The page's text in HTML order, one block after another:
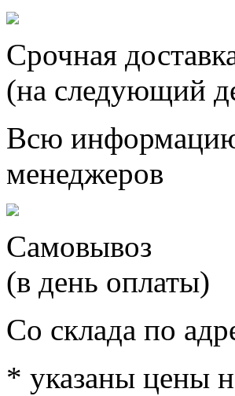
Срочная
(на следующий
Всю
менеджеров
Самовывоз
(в день оплаты)
Со склада по
* указаны цены